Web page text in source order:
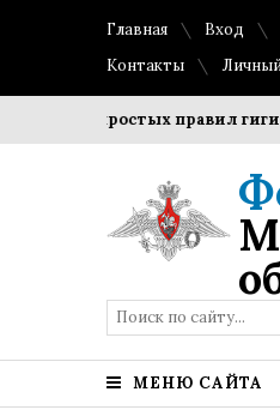
Главная Вход
Контакты
простых правил гигиены
МЕНЮ САЙТА